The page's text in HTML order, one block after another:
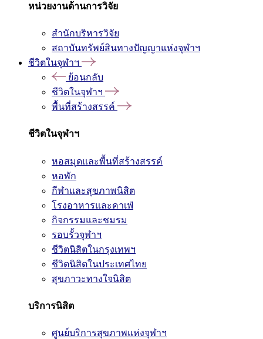
หน่วยงานด้านการวิจัย
สำนักบริหารวิจัย
สถาบันทรัพย์สินทางปัญญาแห่งจุฬาฯ
ชีวิตในจุฬาฯ
ย้อนกลับ
ชีวิตในจุฬาฯ
พื้นที่สร้างสรรค์
ชีวิตในจุฬาฯ
หอสมุดและพื้นที่สร้างสรรค์
หอพัก
กีฬาและสุขภาพนิสิต
โรงอาหารและคาเฟ่
กิจกรรมและชมรม
รอบรั้วจุฬาฯ
ชีวิตนิสิตในกรุงเทพฯ
ชีวิตนิสิตในประเทศไทย
สุขภาวะทางใจนิสิต
บริการนิสิต
ศูนย์บริการสุขภาพแห่งจุฬาฯ